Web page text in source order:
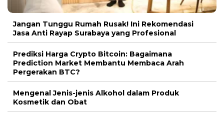
Jangan Tunggu Rumah Rusak! Ini Rekomendasi
Jasa Anti Rayap Surabaya yang Profesional
Prediksi Harga Crypto Bitcoin: Bagaimana
Prediction Market Membantu Membaca Arah
Pergerakan BTC?
Mengenal Jenis-jenis Alkohol dalam Produk
Kosmetik dan Obat